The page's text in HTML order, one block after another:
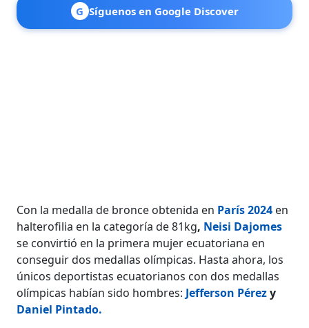
G Síguenos en Google Discover
Con la medalla de bronce obtenida en París 2024 en
halterofilia en la categoría de 81kg, Neisi Dajomes
se convirtió en la primera mujer ecuatoriana en
conseguir dos medallas olímpicas. Hasta ahora, los
únicos deportistas ecuatorianos con dos medallas
olímpicas habían sido hombres: Jefferson Pérezy
Daniel Pintado.